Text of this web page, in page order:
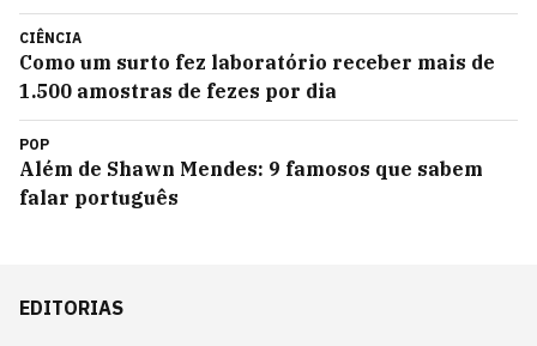
CIÊNCIA
Como um surto fez laboratório receber mais de
1.500 amostras de fezes por dia
POP
Além de Shawn Mendes: 9 famosos que sabem
falar português
EDITORIAS